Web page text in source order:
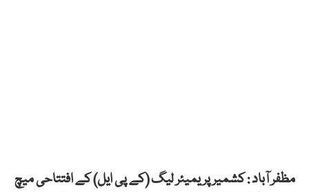
مظفر آباد : کشمیر پریمیئر لیگ (کے پی ایل) کے افتتاحی میچ